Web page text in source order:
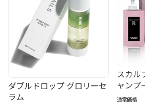
ダブルドロップ グロリーセ
ラム
スカル
ャンプ
通常価格